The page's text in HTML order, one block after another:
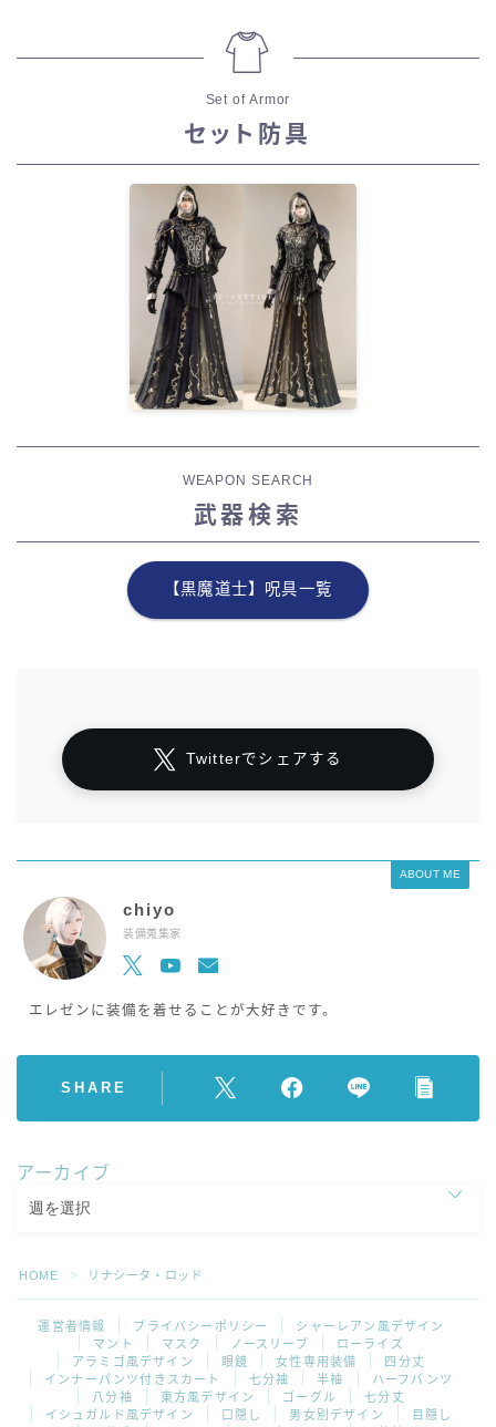
Set of Armor
セット防具
WEAPON SEARCH
武器検索
【黒魔道士】呪具一覧
Twitterでシェアする
ABOUT ME
chiyo
装備蒐集家
エレゼンに装備を着せることが大好きです。
SHARE
アーカイブ
HOME ＞ リナシータ・ロッド
運営者情報 プライバシーポリシー
シャーレアン風デザイン
マント
マスク ノースリーブ
ローライズ
アラミゴ風デザイン
眼鏡 女性専用装備
四分丈
インナーパンツ付きスカート
七分袖 半袖
ハーフパンツ
八分袖
東方風デザイン ゴーグル
七分丈
イシュガルド風デザイン
口隠し 男女別デザイン
目隠し